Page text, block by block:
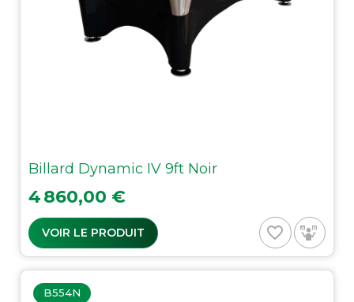
Billard Dynamic IV 9ft Noir
Prix
4 860,00 €
VOIR LE PRODUIT favorite_border
B554N